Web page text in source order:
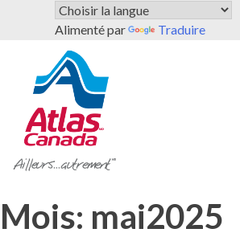
Passer au contenu principal
Alimenté par
Traduire
Mois: mai2025